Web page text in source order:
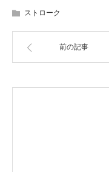
ストローク
前の記事